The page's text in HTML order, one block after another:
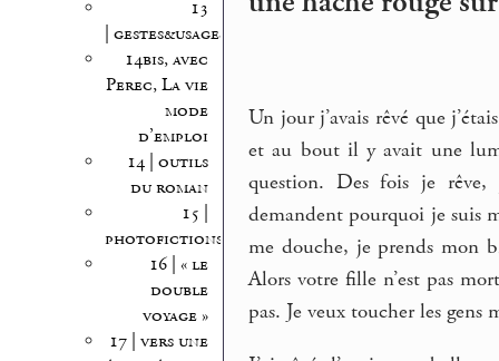
13
| gestes&usages
14bis, avec
Perec, La vie
mode
d’emploi
14 | outils
du roman
15 |
photofictions
16 | « le
double
voyage »
17 | vers une
Un jour j’avais rêvé que
et au bout il y avait une
question. Des fois je
demandent pourquoi je suis
me douche, je prends mon
Alors votre fille n’est pas
pas. Je veux toucher les gens